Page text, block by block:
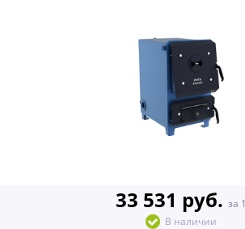
33 531 руб. за 1
В наличии